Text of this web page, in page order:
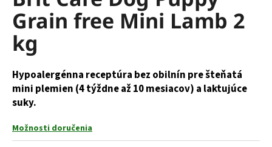
0,0
z
5
hviezdičiek.
Grain free Mini Lamb 2
kg
Hypoalergénna receptúra bez obilnín pre šteňatá
mini plemien (4 týždne až 10 mesiacov) a laktujúce
suky.
Možnosti doručenia
á
j
s
?
HĽADAŤ